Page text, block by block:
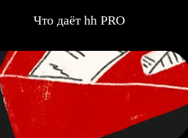
Что даёт hh PRO